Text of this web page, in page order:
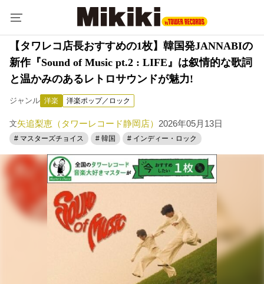
【タワレコ店長おすすめの1枚】韓国発JANNABIの
新作『Sound of Music pt.2 : LIFE』は叙情的な歌詞
と温かみのあるレトロサウンドが魅力!
ジャンル 洋楽 洋楽ポップ／ロック
文矢追梨恵（タワーレコード静岡店） 2026年05月13日
# マスターズチョイス # 韓国 # インディー・ロック